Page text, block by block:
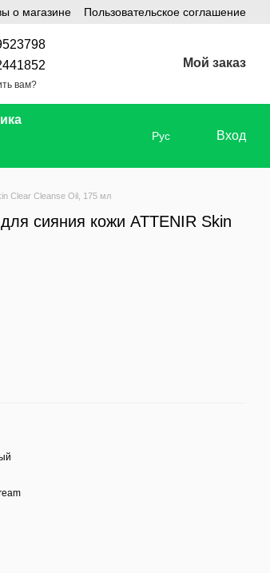
о магазине Пользовательское соглашение
вам?
Мой заказ
Рус Вход
Clear Cleanse Oil, 175 мл
сияния кожи ATTENIR Skin